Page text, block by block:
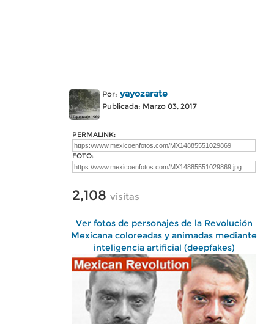
Por: yayozarate
Publicada: Marzo 03, 2017
PERMALINK:
FOTO:
2,108 visitas
Ver fotos de personajes de la Revolución
Mexicana coloreadas y animadas mediante
inteligencia artificial (deepfakes)